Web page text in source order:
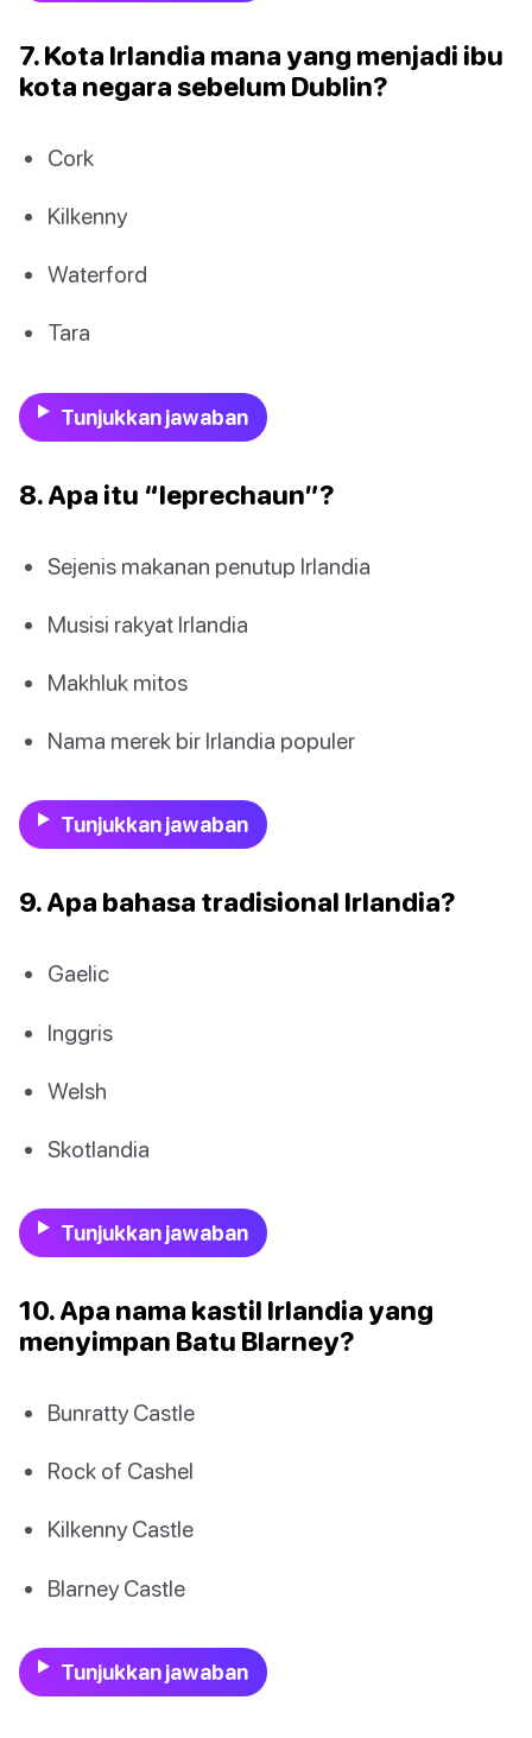
7. Kota Irlandia mana yang menjadi ibu
kota negara sebelum Dublin?
Cork
Kilkenny
Waterford
Tara
Tunjukkan jawaban
8. Apa itu “leprechaun”?
Sejenis makanan penutup Irlandia
Musisi rakyat Irlandia
Makhluk mitos
Nama merek bir Irlandia populer
Tunjukkan jawaban
9. Apa bahasa tradisional Irlandia?
Gaelic
Inggris
Welsh
Skotlandia
Tunjukkan jawaban
10. Apa nama kastil Irlandia yang
menyimpan Batu Blarney?
Bunratty Castle
Rock of Cashel
Kilkenny Castle
Blarney Castle
Tunjukkan jawaban